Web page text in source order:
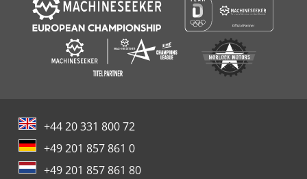
+44 20 331 800 72
+49 201 857 861 0
+49 201 857 861 80